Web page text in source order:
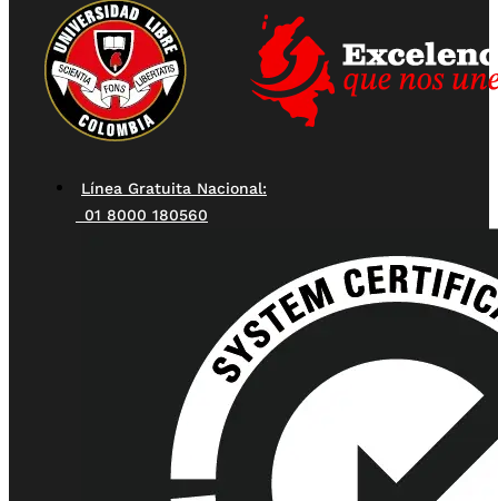
Línea Gratuita Nacional:
01 8000 180560